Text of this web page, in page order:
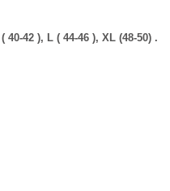
42 ), L ( 44-46 ), XL (48-50) .